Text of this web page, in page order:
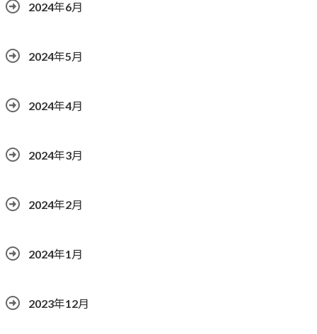
2024年6月
2024年5月
2024年4月
2024年3月
2024年2月
2024年1月
2023年12月